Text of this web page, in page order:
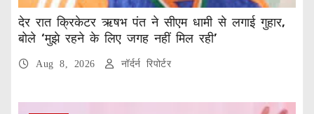
देर रात क्रिकेटर ऋषभ पंत ने सीएम धामी से लगाई गुहार,
बोले ‘मुझे रहने के लिए जगह नहीं मिल रही’
Aug 8, 2026 नॉर्दर्न रिपोर्टर